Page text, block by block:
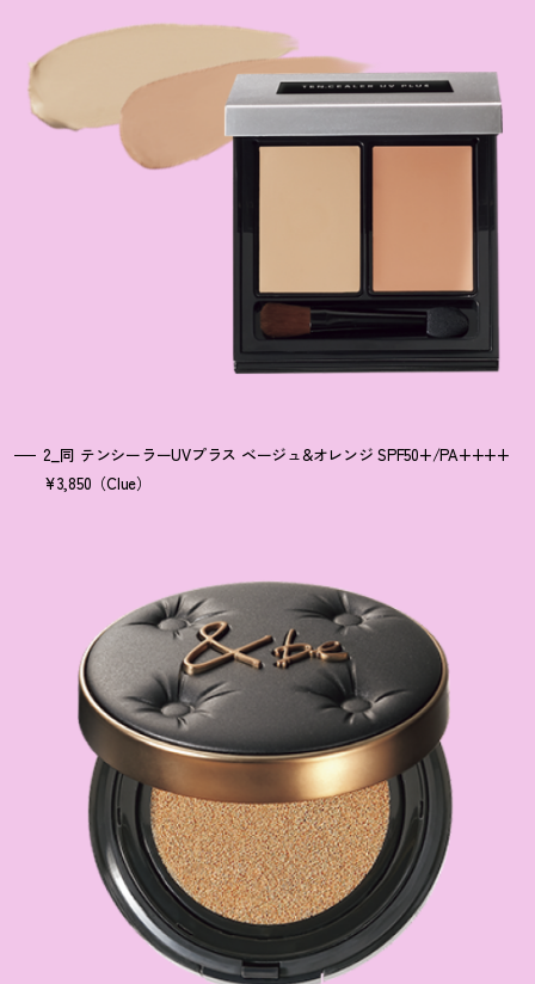
2_同 テンシーラーUVプラス ベージュ&オレンジ SPF50+/PA++++
¥3,850（Clue）